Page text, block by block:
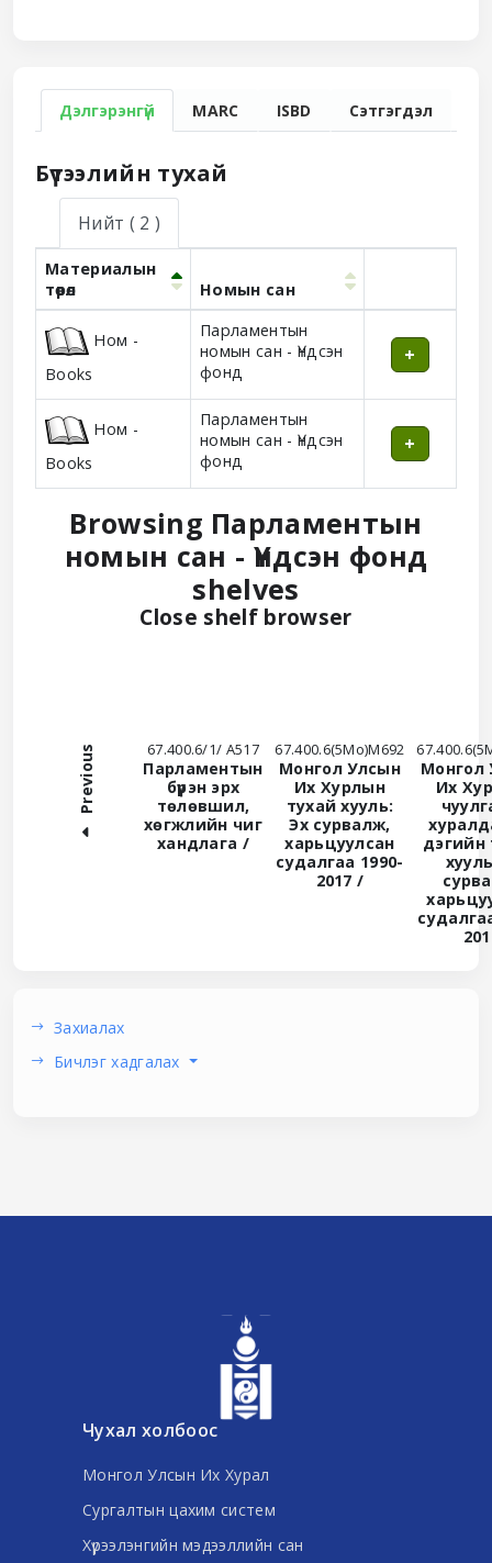
Дэлгэрэнгүй MARC ISBD Сэтгэгдэл
Бүтээлийн тухай
Нийт ( 2 )
Материалын
төрөл
Номын сан
Ном -
Books
Парламентын
номын сан - Үндсэн
фонд
Ном -
Books
Парламентын
номын сан - Үндсэн
фонд
Browsing Парламентын
номын сан - Үндсэн фонд
shelves
Close shelf browser(Hides shelf
Previous 67.400.6/1/ А517
Парламентын
бүрэн эрх
төлөвшил,
хөгжлийн чиг
хандлага /
67.400.6(5Мо)М692
Монгол Улсын
Их Хурлын
тухай хууль:
Эх сурвалж,
харьцуулсан
судалгаа 1990-
2017 /
Монгол
Их
дэгийн
Захиалах
Бичлэг хадгалах
Чухал холбоос
Монгол Улсын Их Хурал
Сургалтын цахим систем
Хүрээлэнгийн мэдээллийн сан